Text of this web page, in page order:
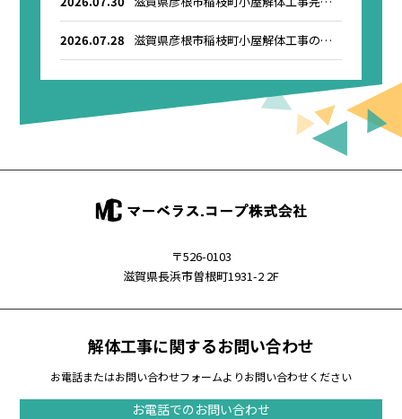
のお知らせ
2026.07.28
滋賀県彦根市稲枝町小屋解体工事のお
知らせ
〒526-0103
滋賀県長浜市曽根町1931-2 2F
解体工事に関するお問い合わせ
お電話またはお問い合わせフォームよりお問い合わせください
お電話でのお問い合わせ